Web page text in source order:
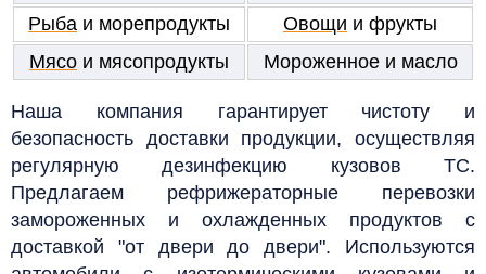
Рыба и морепродукты Овощи и фрукты
Мясо и мясопродукты Мороженное и масло
Наша компания гарантирует чистоту и
безопасность доставки продукции, осуществляя
регулярную дезинфекцию кузовов ТС.
Предлагаем рефрижераторные перевозки
замороженных и охлажденных продуктов с
доставкой "от двери до двери". Используются